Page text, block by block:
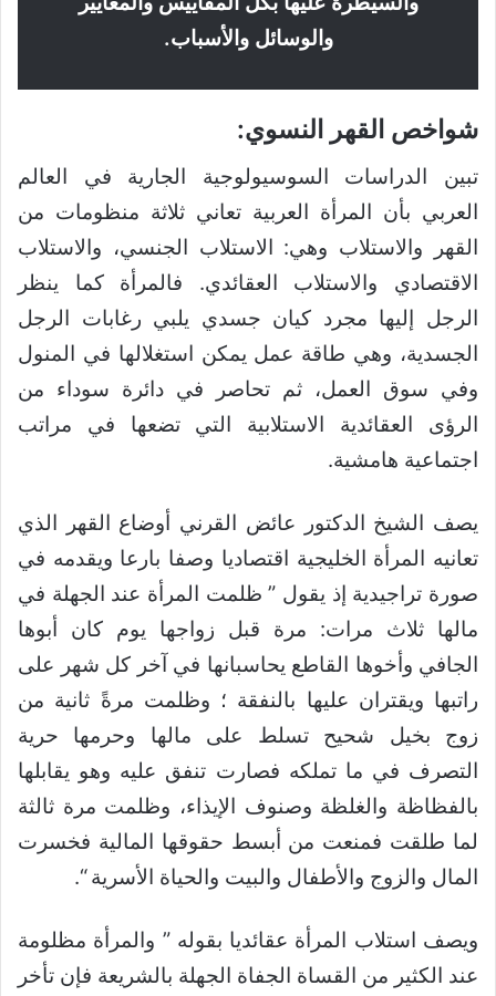
والوسائل والأسباب.
شواخص القهر النسوي:
تبين الدراسات السوسيولوجية الجارية في العالم
العربي بأن المرأة العربية تعاني ثلاثة منظومات من
القهر والاستلاب وهي: الاستلاب الجنسي، والاستلاب
الاقتصادي والاستلاب العقائدي. فالمرأة كما ينظر
الرجل إليها مجرد كيان جسدي يلبي رغابات الرجل
الجسدية، وهي طاقة عمل يمكن استغلالها في المنول
وفي سوق العمل، ثم تحاصر في دائرة سوداء من
الرؤى العقائدية الاستلابية التي تضعها في مراتب
اجتماعية هامشية.
يصف الشيخ الدكتور عائض القرني أوضاع القهر الذي
تعانيه المرأة الخليجية اقتصاديا وصفا بارعا ويقدمه في
صورة تراجيدية إذ يقول ” ظلمت المرأة عند الجهلة في
مالها ثلاث مرات: مرة قبل زواجها يوم كان أبوها
الجافي وأخوها القاطع يحاسبانها في آخر كل شهر على
راتبها ويقتران عليها بالنفقة ؛ وظلمت مرةً ثانية من
زوج بخيل شحيح تسلط على مالها وحرمها حرية
التصرف في ما تملكه فصارت تنفق عليه وهو يقابلها
بالفظاظة والغلظة وصنوف الإيذاء، وظلمت مرة ثالثة
لما طلقت فمنعت من أبسط حقوقها المالية فخسرت
المال والزوج والأطفال والبيت والحياة الأسرية “.
ويصف استلاب المرأة عقائديا بقوله ” والمرأة مظلومة
عند الكثير من القساة الجفاة الجهلة بالشريعة فإن تأخر